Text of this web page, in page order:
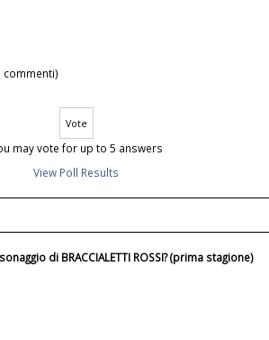
commenti)
may vote for up to 5 answers
View Poll Results
di BRACCIALETTI ROSSI? (prima stagione)